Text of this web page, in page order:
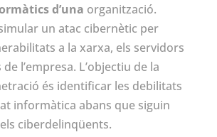
d’una organització.
un atac cibernètic per
a la xarxa, els servidors
l’empresa. L’objectiu de la
és identificar les debilitats
informàtica abans que siguin
ciberdelinqüents.